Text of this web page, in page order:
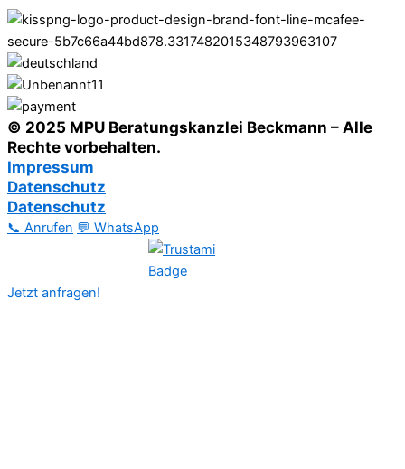
© 2025 MPU Beratungskanzlei Beckmann – Alle
Rechte vorbehalten.
Impressum
Datenschutz
Datenschutz
📞 Anrufen 💬 WhatsApp
Jetzt anfragen!